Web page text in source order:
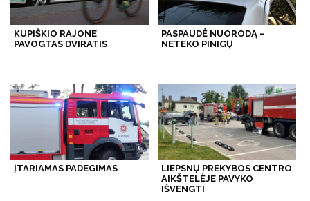
KUPIŠKIO RAJONE
PAVOGTAS DVIRATIS
PASPAUDĖ NUORODĄ –
NETEKO PINIGŲ
ĮTARIAMAS PADEGIMAS
LIEPSNŲ PREKYBOS CENTRO
AIKŠTELĖJE PAVYKO
IŠVENGTI